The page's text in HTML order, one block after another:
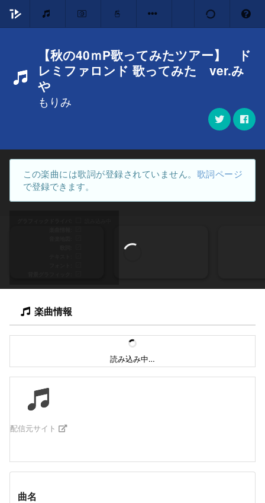
【秋の40ｍP歌ってみたツアー】 ド
レミファロンド 歌ってみた ver.み
や
もりみ
この楽曲には歌詞が登録されていません。 歌詞ページ
で登録できます。
楽曲情報
読み込み中…
配信元サイト
曲名